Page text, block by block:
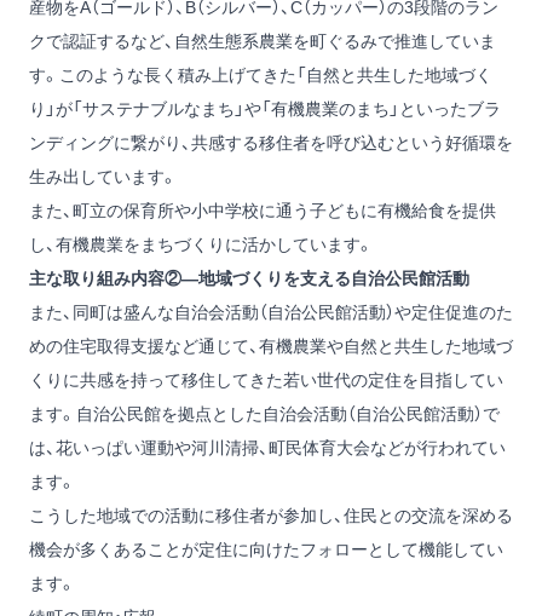
産物をA（ゴールド）、B（シルバー）、C（カッパー）の3段階のラン
クで認証するなど、自然生態系農業を町ぐるみで推進していま
す。このような長く積み上げてきた「自然と共生した地域づく
り」が「サステナブルなまち」や「有機農業のまち」といったブラ
ンディングに繋がり、共感する移住者を呼び込むという好循環を
生み出しています。
また、町立の保育所や小中学校に通う子どもに有機給食を提供
し、有機農業をまちづくりに活かしています。
主な取り組み内容②―地域づくりを支える自治公民館活動
また、同町は盛んな自治会活動（自治公民館活動）や定住促進のた
めの住宅取得支援など通じて、有機農業や自然と共生した地域づ
くりに共感を持って移住してきた若い世代の定住を目指してい
ます。自治公民館を拠点とした自治会活動（自治公民館活動）で
は、花いっぱい運動や河川清掃、町民体育大会などが行われてい
ます。
こうした地域での活動に移住者が参加し、住民との交流を深める
機会が多くあることが定住に向けたフォローとして機能してい
ます。